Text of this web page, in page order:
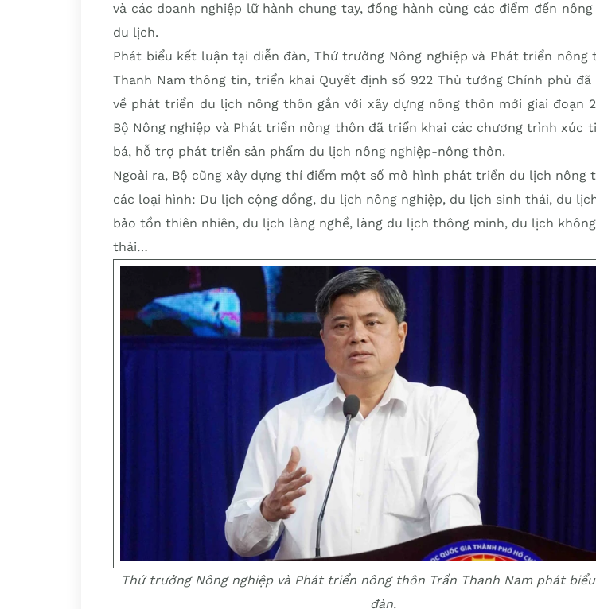
và các doanh nghiệp lữ hành chung tay, đồng hành cùng các điểm đến
du lịch.
Phát biểu kết luận tại diễn đàn, Thứ trưởng Nông nghiệp và Phát triển nông
Thanh Nam thông tin, triển khai Quyết định số 922 Thủ tướng Chính phủ đã
về phát triển du lịch nông thôn gắn với xây dựng nông thôn mới giai đoạn
Bộ Nông nghiệp và Phát triển nông thôn đã triển khai các chương trình xúc
bá, hỗ trợ phát triển sản phẩm du lịch nông nghiệp-nông thôn.
Ngoài ra, Bộ cũng xây dựng thí điểm một số mô hình phát triển du lịch nông
các loại hình: Du lịch cộng đồng, du lịch nông nghiệp, du lịch sinh thái, du
bảo tồn thiên nhiên, du lịch làng nghề, làng du lịch thông minh, du lịch
thải…
Thứ trưởng Nông nghiệp và Phát triển nông thôn Trần Thanh Nam phát
đàn.